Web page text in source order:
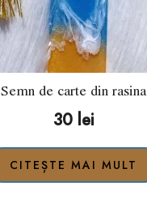
Semn de carte din rasina
30 lei
CITEȘTE MAI MULT